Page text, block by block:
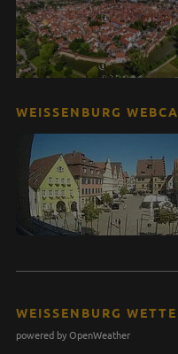
WEISSENBURG WEBCAM
WEISSENBURG WETTER
powered by OpenWeather